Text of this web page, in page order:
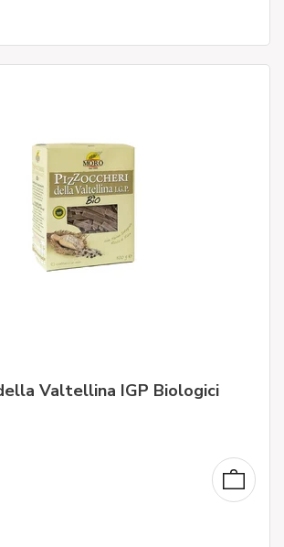
Valtellina IGP Biologici